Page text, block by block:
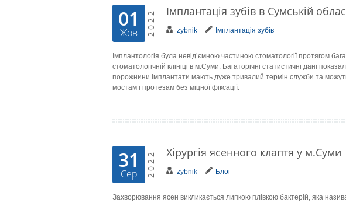
01
Жов 2022 Імплантація зубів в Сумській
zybnik Імплантація зубів
Імплантологія була невід’ємною частиною стоматології протягом
стоматологічній клініці в м.Суми. Багаторічні статистичні дані
порожнини імплантати мають дуже тривалий термін служби та
мостам і протезам без міцної фіксації.
31
Сер 2022 Хірургія ясенного клаптя у м.Суми
zybnik Блог
Захворювання ясен викликається липкою плівкою бактерій, яка